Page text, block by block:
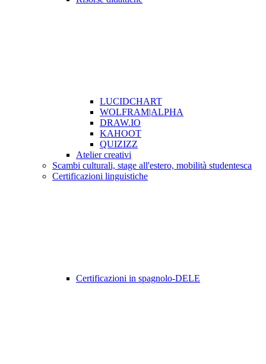
LUCIDCHART
WOLFRAM|ALPHA
DRAW.IO
KAHOOT
QUIZIZZ
Atelier creativi
Scambi culturali, stage all'estero, mobilità studentesca
Certificazioni linguistiche
Certificazioni in spagnolo-DELE